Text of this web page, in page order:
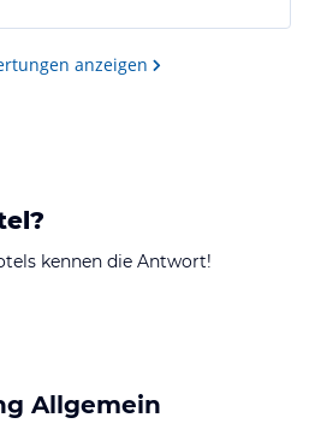
anzeigen
kennen die Antwort!
Allgemein